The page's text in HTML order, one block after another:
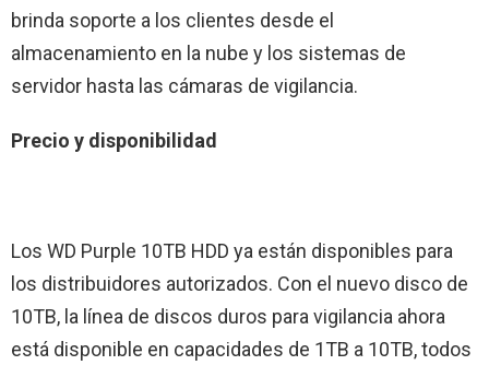
brinda soporte a los clientes desde el
almacenamiento en la nube y los sistemas de
servidor hasta las cámaras de vigilancia.
Precio y disponibilidad
Los WD Purple 10TB HDD ya están disponibles para
los distribuidores autorizados. Con el nuevo disco de
10TB, la línea de discos duros para vigilancia ahora
está disponible en capacidades de 1TB a 10TB, todos